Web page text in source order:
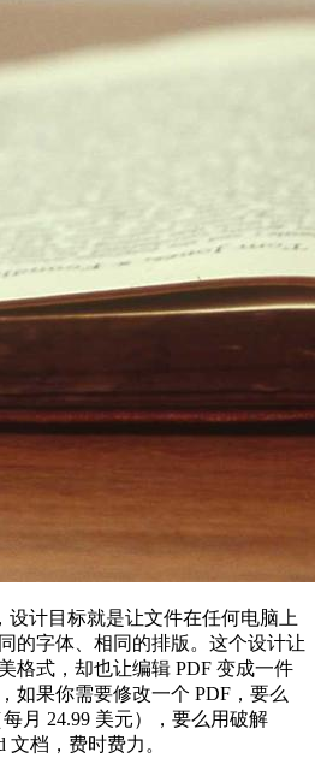
设计目标就是让文件在任何电脑上
字体、相同的排版。这个设计让
格式，却也让编辑 PDF 变成一件
如果你需要修改一个 PDF，要么
月 24.99 美元），要么用破解
文档，费时费力。